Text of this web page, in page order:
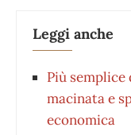
Leggi anche
Più
macinata e
economica